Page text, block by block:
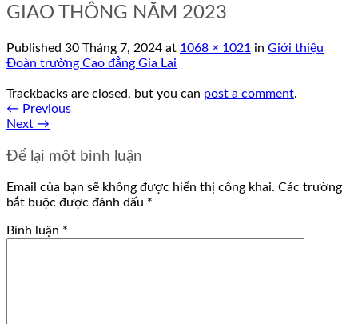
GIAO THÔNG NĂM 2023
Published 30 Tháng 7, 2024 at 1068 × 1021 in Giới thiệu
Đoàn trường Cao đẳng Gia Lai
Trackbacks are closed, but you can post a comment.
← Previous
Next →
Để lại một bình luận
Email của bạn sẽ không được hiển thị công khai. Các trường
bắt buộc được đánh dấu *
Bình luận *